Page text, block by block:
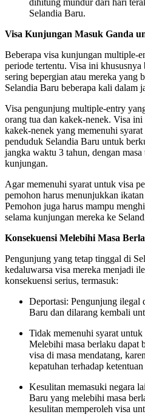
dihitung mundur dari hari
Selandia Baru.
Visa Kunjungan Masuk Ganda
Beberapa visa kunjungan multiple-
periode tertentu. Visa ini
sering bepergian atau mereka yang
Selandia Baru beberapa kali dalam
Visa pengunjung multiple-entry
orang tua dan kakek-nenek. Visa
kakek-nenek yang memenuhi
penduduk Selandia Baru untuk
jangka waktu 3 tahun, dengan
kunjungan.
Agar memenuhi syarat untuk visa
pemohon harus menunjukkan
Pemohon juga harus mampu
selama kunjungan mereka ke
Konsekuensi Melebihi Masa
Pengunjung yang tetap tinggal di
kedaluwarsa visa mereka menjadi
konsekuensi serius, termasuk:
Deportasi: Pengunjung ilegal
Baru dan dilarang kembali
Tidak memenuhi syarat untuk
Melebihi masa berlaku dapat
visa di masa mendatang,
kepatuhan terhadap ketentuan
Kesulitan memasuki negara
Baru yang melebihi masa
kesulitan memperoleh visa